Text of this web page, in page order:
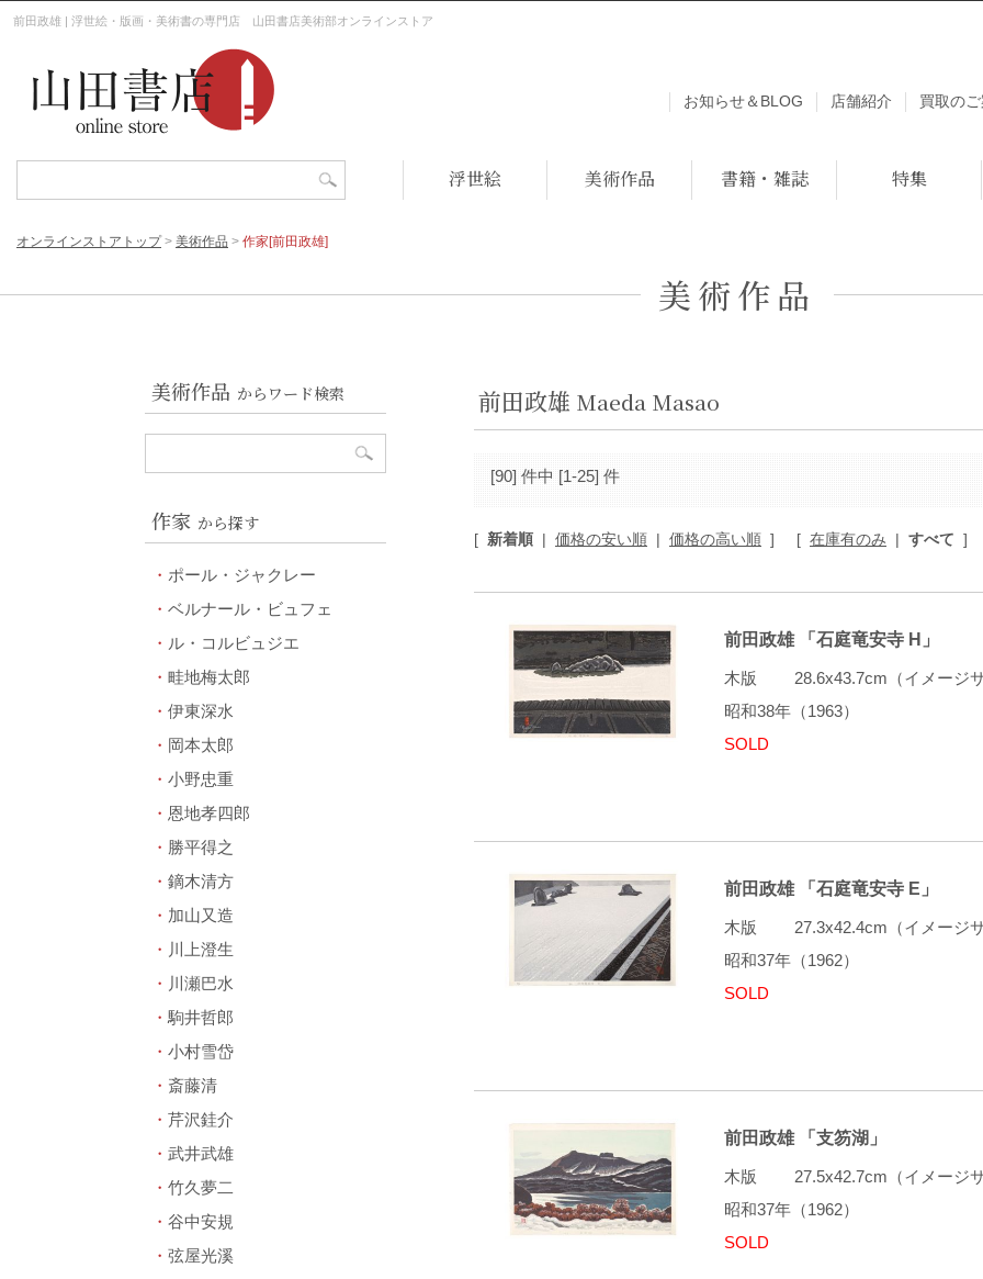
前田政雄 | 浮世絵・版画・美術書の専門店 山田書店美術部オンラインストア
お知らせ＆BLOG 店舗紹介 買取の
浮世絵 美術作品 書籍・雑誌 特集
オンラインストアトップ > 美術作品 > 作家[前田政雄]
美術作品
前田政雄 Maeda Masao
[90] 件中 [1-25] 件
[ 新着順 | 価格の安い順 | 価格の高い順 ] [ 在庫有のみ | すべて ]
前田政雄 「石庭竜安寺 H」
木版 28.6x43.7cm（イメージ
昭和38年（1963）
SOLD
前田政雄 「石庭竜安寺 E」
木版 27.3x42.4cm（イメージ
昭和37年（1962）
SOLD
前田政雄 「支笏湖」
木版 27.5x42.7cm（イメージ
昭和37年（1962）
SOLD
美術作品 からワード検索
作家 から探す
ポール・ジャクレー
ベルナール・ビュフェ
ル・コルビュジエ
畦地梅太郎
伊東深水
岡本太郎
小野忠重
恩地孝四郎
勝平得之
鏑木清方
加山又造
川上澄生
川瀬巴水
駒井哲郎
小村雪岱
斎藤清
芹沢銈介
武井武雄
竹久夢二
谷中安規
弦屋光溪